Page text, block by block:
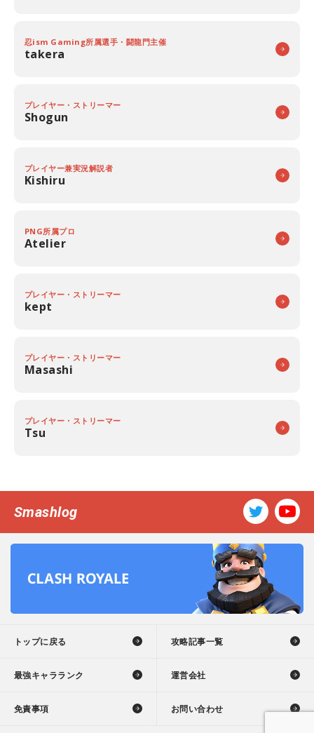
忍ism Gaming所属選手・闘龍門主催
takera
プレイヤー・ストリーマー
Shogun
プレイヤー兼実況解説者
Kishiru
PNG所属プロ
Atelier
プレイヤー・ストリーマー
kept
プレイヤー・ストリーマー
Masashi
プレイヤー・ストリーマー
Tsu
Smashlog
トップに戻る 攻略記事一覧
最強キャラランク 運営会社
免責事項 お問い合わせ